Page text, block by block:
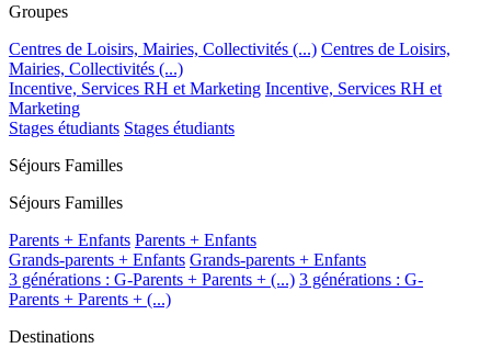
Groupes
Centres de Loisirs, Mairies, Collectivités (...) Centres de Loisirs,
Mairies, Collectivités (...)
Incentive, Services RH et Marketing Incentive, Services RH et
Marketing
Stages étudiants Stages étudiants
Séjours Familles
Séjours Familles
Parents + Enfants Parents + Enfants
Grands-parents + Enfants Grands-parents + Enfants
3 générations : G-Parents + Parents + (...) 3 générations : G-
Parents + Parents + (...)
Destinations